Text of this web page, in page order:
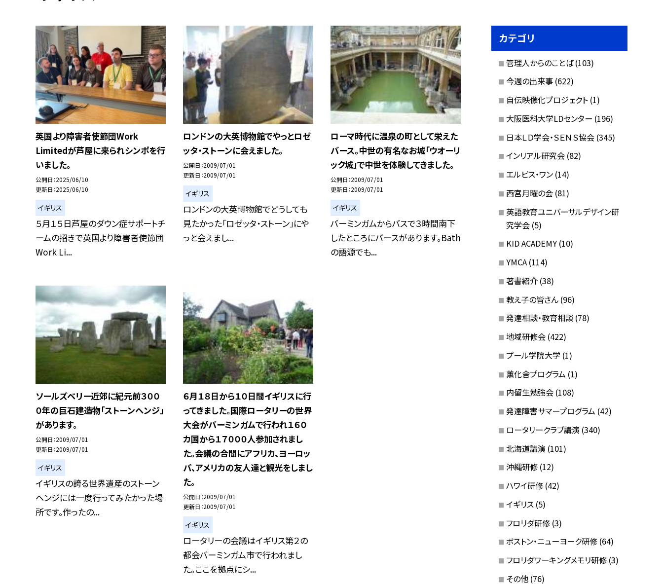
英国より障害者使節団Work
Limitedが芦屋に来られシンポを行
いました。
公開日 2025/06/10
更新日 2025/06/10
イギリス
５月１５日芦屋のダウン症サポートチ
ームの招きで英国より障害者使節団
Work Li...
ロンドンの大英博物館でやっとロゼ
ッタ・ストーンに会えました。
公開日 2009/07/01
更新日 2009/07/01
イギリス
ロンドンの大英博物館でどうしても
見たかった「ロゼッタ・ストーン」にや
っと会えまし...
ローマ時代に温泉の町として栄えた
バース。中世の有名なお城「ウオーリ
ック城」で中世を体験してきました。
公開日 2009/07/01
更新日 2009/07/01
イギリス
バーミンガムからバスで３時間南下
したところにバースがあります。Bath
の語源でも...
ソールズベリー近郊に紀元前３００
０年の巨石建造物「ストーンヘンジ」
があります。
公開日 2009/07/01
更新日 2009/07/01
イギリス
イギリスの誇る世界遺産のストーン
ヘンジには一度行ってみたかった場
所です。作ったの...
６月１８日から１０日間イギリスに行
ってきました。国際ロータリーの世界
大会がバーミンガムで行われ１６０
カ国から１７０００人参加されまし
た。会議の合間にアフリカ、ヨーロッ
パ、アメリカの友人達と観光をしまし
た。
公開日 2009/07/01
更新日 2009/07/01
イギリス
ロータリーの会議はイギリス第２の
都会バーミンガム市で行われまし
た。ここを拠点にシ...
カテゴリ
管理人からのことば (103)
今週の出来事 (622)
自伝映像化プロジェクト (1)
大阪医科大学LDセンター (196)
日本ＬＤ学会・ＳＥＮＳ協会 (345)
インリアル研究会 (82)
エルピス・ワン (14)
西宮月曜の会 (81)
英語教育ユニバーサルデザイン研
究学会 (5)
KID ACADEMY (10)
YMCA (114)
著書紹介 (38)
教え子の皆さん (96)
発達相談・教育相談 (78)
地域研修会 (422)
プール学院大学 (1)
薫化舎プログラム (1)
内留生勉強会 (108)
発達障害サマープログラム (42)
ロータリークラブ講演 (340)
北海道講演 (101)
沖縄研修 (12)
ハワイ研修 (42)
イギリス (5)
フロリダ研修 (3)
ボストン・ニューヨーク研修 (64)
フロリダワーキングメモリ研修 (3)
その他 (76)